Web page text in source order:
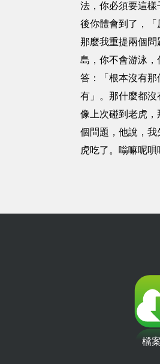
法，你必須要這
後你體會到了，「
那麼我重提兩個
島，你不會游泳
答：「根本沒有
有」。那什麼都沒
像上次碰到老虎
個問題，他說，
虎吃了。嗡嘛呢唄
檔